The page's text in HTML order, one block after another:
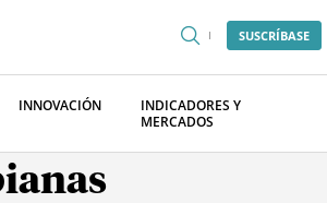
SUSCRÍBASE
INNOVACIÓN
INDICADORES Y
MERCADOS